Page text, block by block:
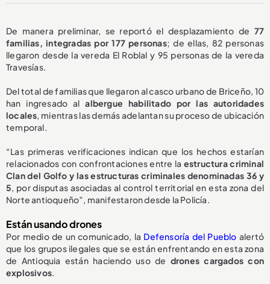
De manera preliminar, se reportó el desplazamiento de 77
familias, integradas por 177 personas; de ellas, 82 personas
llegaron desde la vereda El Roblal y 95 personas de la vereda
Travesías.
Del total de familias que llegaron al casco urbano de Briceño, 10
han ingresado alalbergue habilitado por las autoridades
locales, mientras las demás adelantan su proceso de ubicación
temporal.
“Las primeras verificaciones indican que los hechos estarían
relacionados con confrontaciones entre la estructura criminal
Clan del Golfo y las estructuras criminales denominadas 36 y
5, por disputas asociadas al control territorial en esta zona del
Norte antioqueño”, manifestaron desde la Policía.
Están usando drones
Por medio de un comunicado, la Defensoría del Pueblo alertó
que los grupos ilegales que se están enfrentando en esta zona
de Antioquia están haciendo uso de drones cargados con
explosivos.